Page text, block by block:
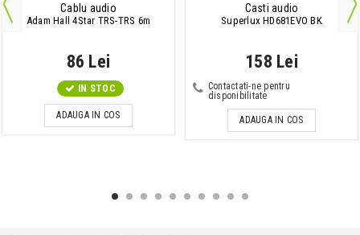
Cablu audio
Adam Hall 4Star TRS-TRS 6m
86 Lei
IN STOC
ADAUGA IN COS
Casti audio
Superlux HD681EVO BK
158 Lei
Contactati-ne pentru
disponibilitate
ADAUGA IN COS